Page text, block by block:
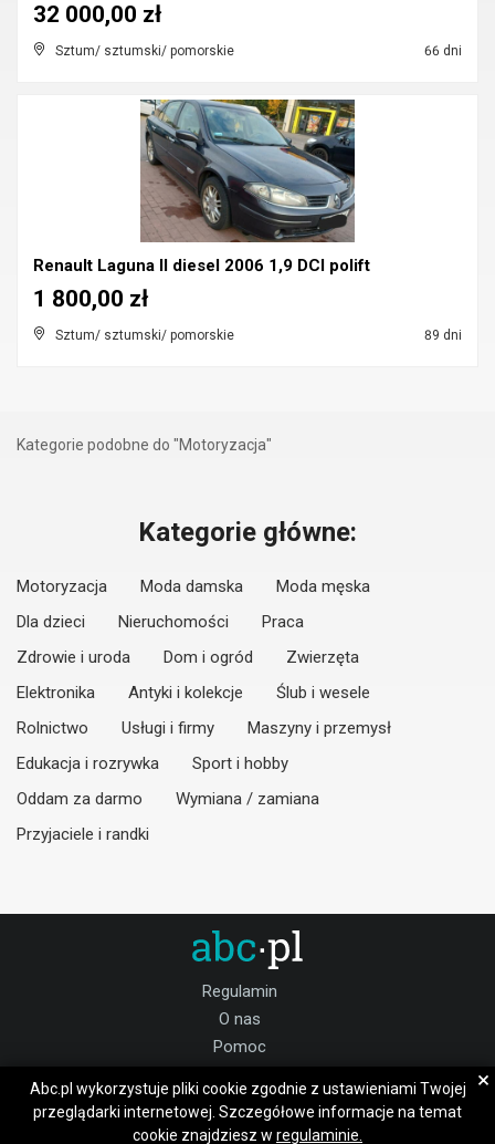
Sztum/ sztumski/ pomorskie 66 dni
32 000,00 zł
Renault Laguna II diesel 2006 1,9 DCI polift
Sztum/ sztumski/ pomorskie 89 dni
1 800,00 zł
Kategorie podobne do "Motoryzacja"
Kategorie główne:
Motoryzacja Moda damska
Moda męska
Dla dzieci
Nieruchomości
Praca
Zdrowie i uroda
Dom i ogród
Zwierzęta
Elektronika
Antyki i kolekcje
Ślub i wesele
Rolnictwo
Usługi i firmy
Maszyny i przemysł
Edukacja i rozrywka
Sport i hobby
Oddam za darmo
Wymiana / zamiana
Przyjaciele i randki
Regulamin
O nas
Pomoc
Praca Sztum
Dołącz do nas:
Abc.pl wykorzystuje pliki cookie zgodnie z ustawieniami Twojej
przeglądarki internetowej. Szczegółowe informacje na temat
cookie znajdziesz w regulaminie.
×